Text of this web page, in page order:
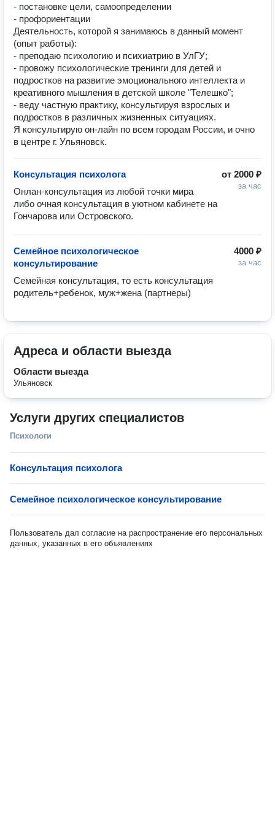
- постановке цели, самоопределении
- профориентации
Деятельность, которой я занимаюсь в данный момент
(опыт работы):
- преподаю психологию и психиатрию в УлГУ;
- провожу психологические тренинги для детей и
подростков на развитие эмоционального интеллекта и
креативного мышления в детской школе "Телешко";
- веду частную практику, консультируя взрослых и
подростков в различных жизненных ситуациях.
Я консультирую он-лайн по всем городам России, и очно
в центре г. Ульяновск.
от 2000 ₽
за час
Консультация психолога
Онлан-консультация из любой точки мира
либо очная консультация в уютном кабинете на
Гончарова или Островского.
4000 ₽
за час
Семейное психологическое
консультирование
Семейная консультация, то есть консультация
родитель+ребенок, муж+жена (партнеры)
Адреса и области выезда
Области выезда
Ульяновск
Услуги других специалистов
Психологи
Консультация психолога
Семейное психологическое консультирование
Пользователь дал согласие на распространение его персональных
данных, указанных в его объявлениях